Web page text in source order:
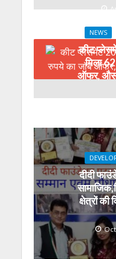
NEWS
कीट
मिला
ऑफर,
दीदी
क्षेत्रों की